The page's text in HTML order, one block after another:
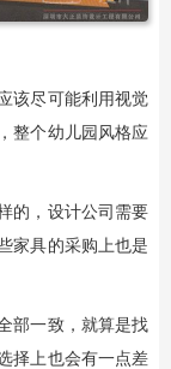
该尽可能利用视觉
整个幼儿园风格应
的，设计公司需要
家具的采购上也是
部一致，就算是找
择上也会有一点差